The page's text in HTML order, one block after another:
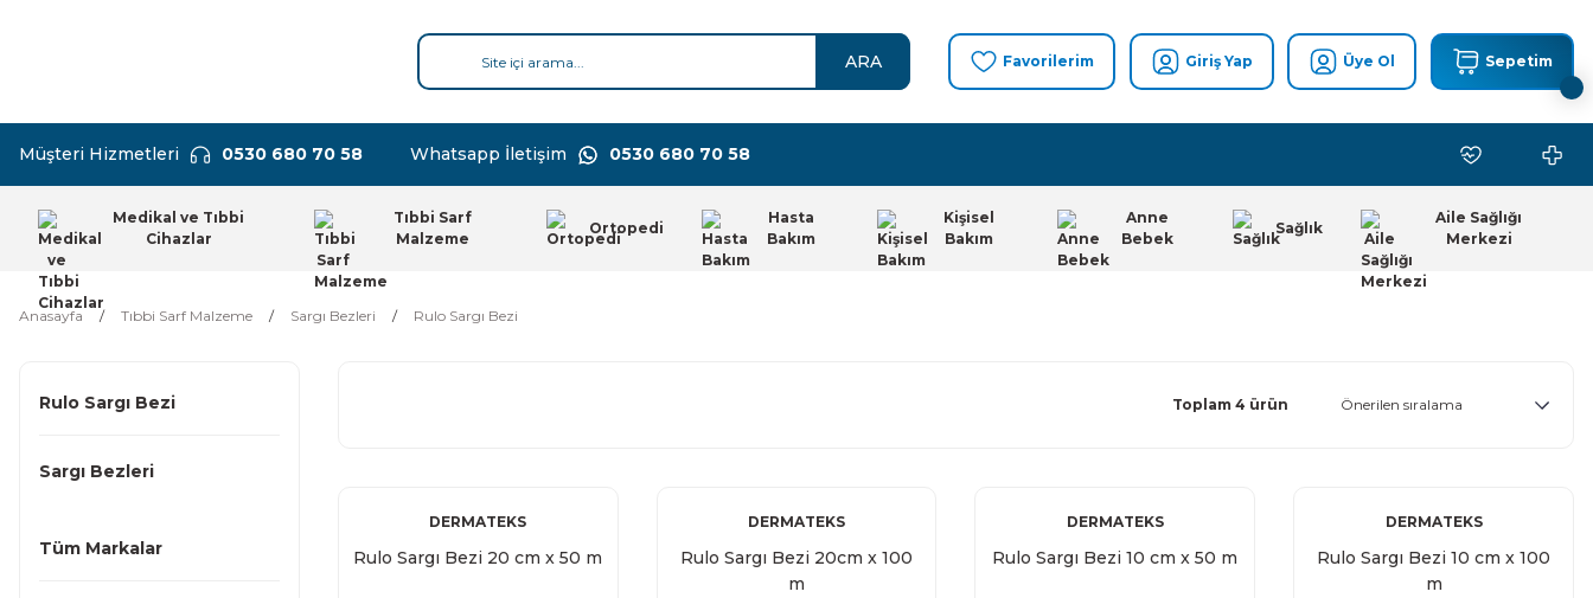
ARA Favorilerim Giriş Yap Üye Ol Sepetim
Müşteri Hizmetleri 0530 680 70 58 Whatsapp İletişim 0530 680 70 58
Medikal ve Tıbbi
Cihazlar
Tıbbi Sarf
Malzeme
Ortopedi
Hasta
Bakım
Kişisel
Bakım
Anne
Bebek
Sağlık
Aile Sağlığı
Merkezi
Anasayfa Tıbbi Sarf Malzeme Sargı Bezleri Rulo Sargı Bezi
Rulo Sargı Bezi
Sargı Bezleri
Tüm Markalar
Toplam 4 ürün
DERMATEKS
Rulo Sargı Bezi 20 cm x 50 m
DERMATEKS
Rulo Sargı Bezi 20cm x 100
m
DERMATEKS
Rulo Sargı Bezi 10 cm x 50 m
DERMATEKS
Rulo Sargı Bezi 10 cm x 100
m